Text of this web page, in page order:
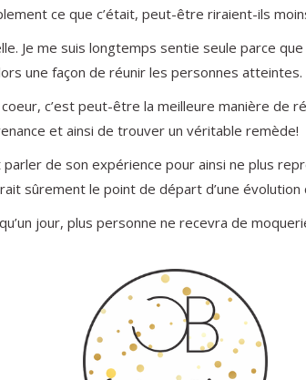
ce que c’était, peut-être riraient-ils
Je me suis longtemps sentie seule parce
une façon de réunir les personnes atteintes.
c’est peut-être la meilleure manière de
et ainsi de trouver un véritable remède!
parler de son expérience pour ainsi ne plus
sûrement le point de départ d’une évolution
jour, plus personne ne recevra de